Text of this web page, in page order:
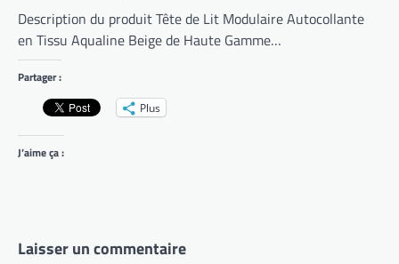
Description du produit Tête de Lit Modulaire Autocollante
en Tissu Aqualine Beige de Haute Gamme…
Partager :
Plus
J’aime ça :
Laisser un commentaire